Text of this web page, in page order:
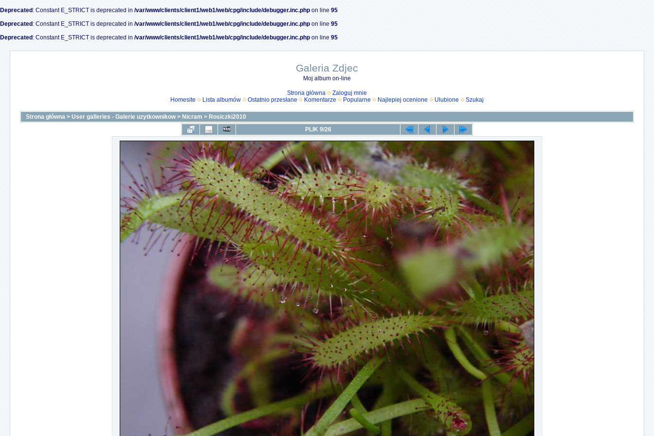
Deprecated : Constant E_STRICT is deprecated in /var/www/clients/client1/web1/web/cpg/include/debugger.inc.php on line 95
Deprecated : Constant E_STRICT is deprecated in /var/www/clients/client1/web1/web/cpg/include/debugger.inc.php on line 95
Deprecated : Constant E_STRICT is deprecated in /var/www/clients/client1/web1/web/cpg/include/debugger.inc.php on line 95
Galeria Zdjec
Moj album on-line
Strona główna
Zaloguj mnie
Homesite
Lista albumów Ostatnio przesłane Komentarze Popularne Najlepiej ocenione Ulubione Szukaj
Strona główna > User galleries - Galerie uzytkownikow> Nicram > Rosiczki2010
PLIK 9/26